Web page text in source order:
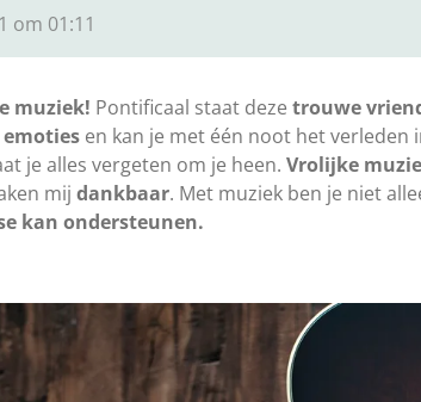
om 01:11
muziek! Pontificaal staat deze trouwe
emoties en kan je met één noot het
je alles vergeten om je heen. Vrolijke
mij dankbaar. Met muziek ben je niet
kan ondersteunen.